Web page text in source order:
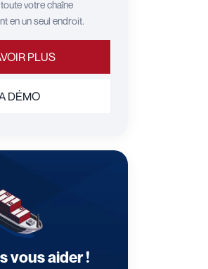
votre chaîne
en un seul endroit.
PLUS
DÉMO
vous aider !